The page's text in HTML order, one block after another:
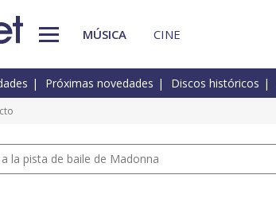
MÚSICA CINE
Próximas novedades Discos históricos
la pista de baile de Madonna